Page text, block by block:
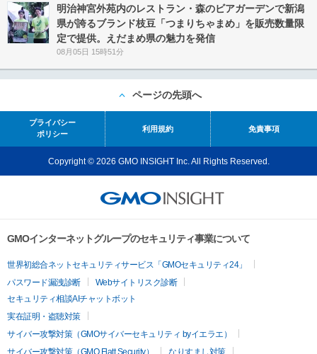
明治神宮外苑内のレストラン・森のビアガーデンで新潟
県が誇るブランド枝豆「つまりちゃまめ」を販売数量限
定で提供。えだまめ県の魅力を発信
08月05日 15時51分
ページの先頭へ
プライバシー
ポリシー
利用規約 免責事項
Copyright © 2026 GMO INSIGHT Inc. All Rights Reserved.
GMOインターネットグループのセキュリティ事業について
世界初総合ネットセキュリティサービス「GMOセキュリティ24」
パスワード漏洩診断
Webサイトリスク診断
セキュリティ相談AIチャットボット
実在証明・盗聴対策
サイバー攻撃対策（GMOサイバーセキュリティ byイエラエ）